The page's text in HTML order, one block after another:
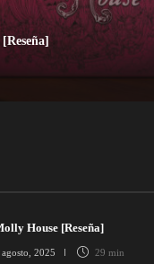
House [Reseña]
2025 29 min